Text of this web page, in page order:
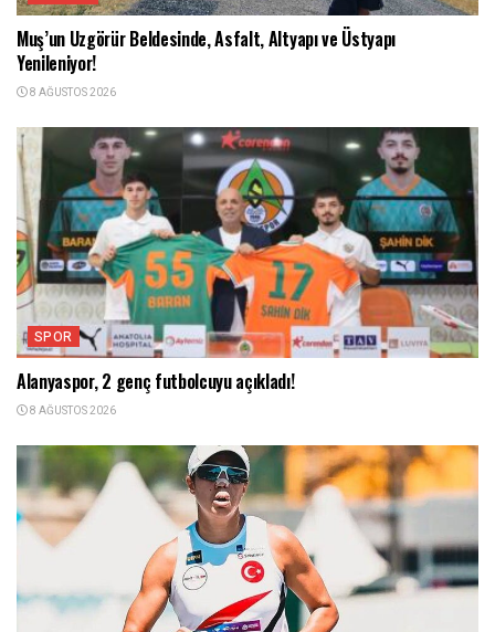
Muş’un Uzgörür Beldesinde, Asfalt, Altyapı ve Üstyapı
Yenileniyor!
8 AĞUSTOS 2026
SPOR
Alanyaspor, 2 genç futbolcuyu açıkladı!
8 AĞUSTOS 2026